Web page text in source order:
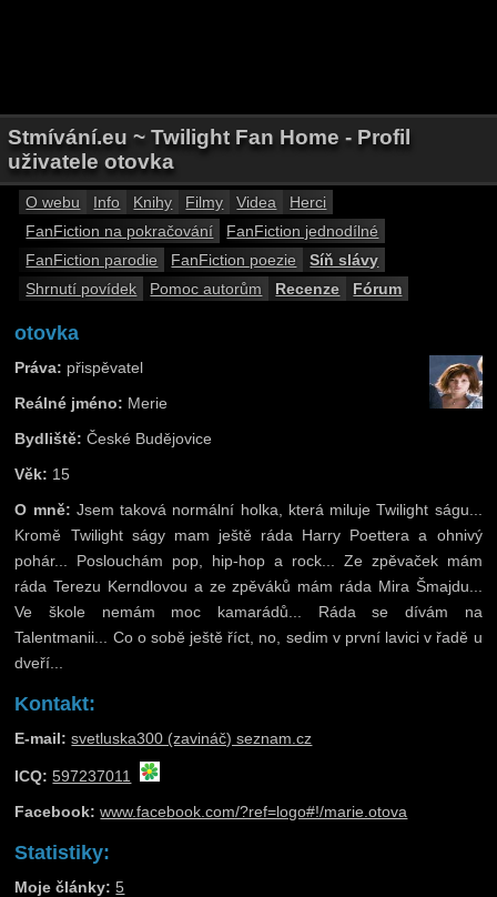
Stmívání.eu ~ Twilight Fan Home - Profil
uživatele otovka
O webu Info Knihy Filmy Videa
Herci
FanFiction na pokračování
FanFiction jednodílné
FanFiction parodie
FanFiction poezie
Síň slávy
Shrnutí povídek
Pomoc autorům Recenze Fórum
otovka
Práva: přispěvatel
Reálné jméno: Merie
Bydliště: České Budějovice
Věk: 15
O mně: Jsem taková normální holka, která miluje Twilight ságu...
Kromě Twilight ságy mam ještě ráda Harry Poettera a ohnivý
pohár... Poslouchám pop, hip-hop a rock... Ze zpěvaček mám
ráda Terezu Kerndlovou a ze zpěváků mám ráda Mira Šmajdu...
Ve škole nemám moc kamarádů... Ráda se dívám na
Talentmanii... Co o sobě ještě říct, no, sedim v první lavici v řadě u
dveří...
Kontakt:
E-mail: svetluska300 (zavináč) seznam.cz
ICQ: 597237011
Facebook: www.facebook.com/?ref=logo#!/marie.otova
Statistiky:
Moje články: 5